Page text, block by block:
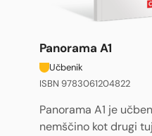
Panorama A1
Učbenik
ISBN 9783061204822
Panorama A1 je
nemščino kot drugi